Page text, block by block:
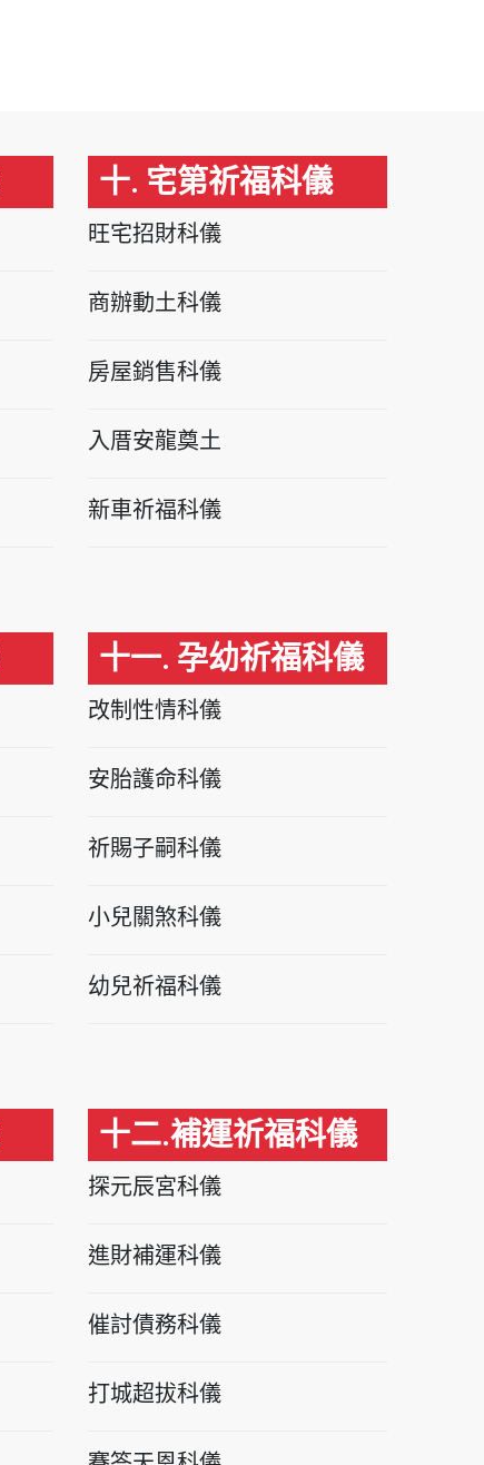
十. 宅第祈福科儀
旺宅招財科儀
商辦動土科儀
房屋銷售科儀
入厝安龍奠土
新車祈福科儀
十一. 孕幼祈福科儀
改制性情科儀
安胎護命科儀
祈賜子嗣科儀
小兒關煞科儀
幼兒祈福科儀
十二.補運祈福科儀
探元辰宮科儀
進財補運科儀
催討債務科儀
打城超拔科儀